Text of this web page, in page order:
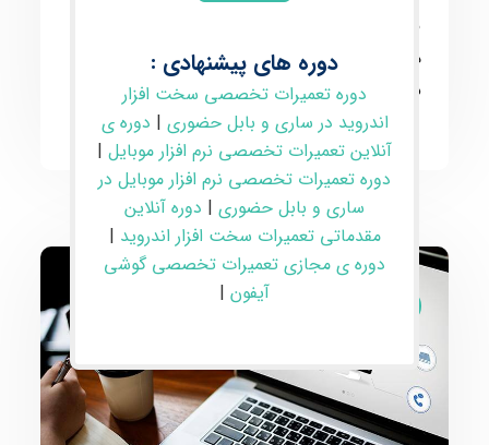
مستقل و با کسب تجربه وارد بازار کار شوید.
همچنین، پشتیبانی حضوری و مجازی پس از اتمام
دوره ارائه می‌شود.
دوره های پیشنهادی :
دوره تعمیرات تخصصی سخت افزار
اندروید در ساری و بابل حضوری | دوره ی
آنلاین تعمیرات تخصصی نرم افزار موبایل |
دوره تعمیرات تخصصی نرم افزار موبایل در
ساری و بابل حضوری | دوره آنلاین
مقدماتی تعمیرات سخت افزار اندروید |
دوره ی مجازی تعمیرات تخصصی گوشی
آیفون |